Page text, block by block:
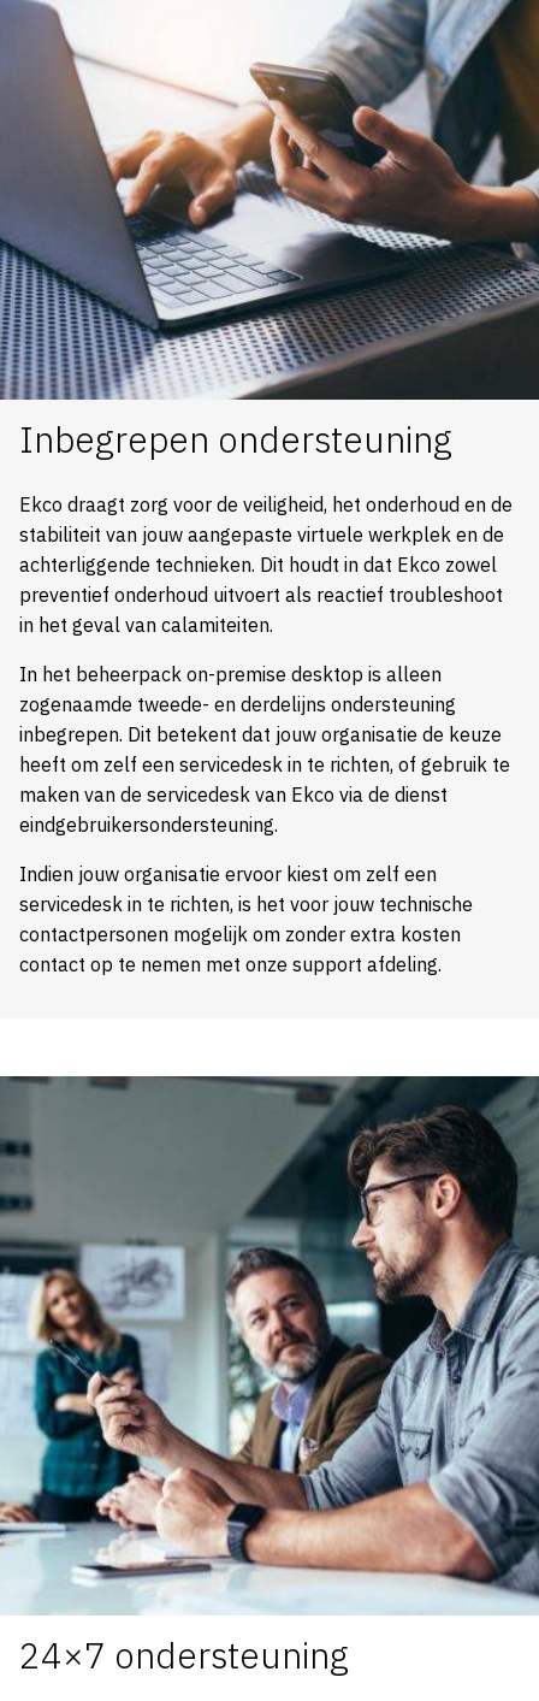
Inbegrepen ondersteuning
Ekco draagt zorg voor de veiligheid, het onderhoud en de
stabiliteit van jouw aangepaste virtuele werkplek en de
achterliggende technieken. Dit houdt in dat Ekco zowel
preventief onderhoud uitvoert als reactief troubleshoot
in het geval van calamiteiten.
In het beheerpack on-premise desktop is alleen
zogenaamde tweede- en derdelijns ondersteuning
inbegrepen. Dit betekent dat jouw organisatie de keuze
heeft om zelf een servicedesk in te richten, of gebruik te
maken van de servicedesk van Ekco via de dienst
eindgebruikersondersteuning.
Indien jouw organisatie ervoor kiest om zelf een
servicedesk in te richten, is het voor jouw technische
contactpersonen mogelijk om zonder extra kosten
contact op te nemen met onze support afdeling.
24×7 ondersteuning